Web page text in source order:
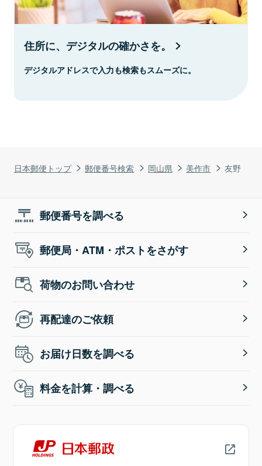
日本郵便トップ 郵便番号検索 岡山県 美作市 友野
住所に、デジタルの確かさを。
デジタルアドレスで入力も検索もスムーズに。
郵便番号を調べる
郵便局・ATM・ポストをさがす
荷物のお問い合わせ
再配達のご依頼
お届け日数を調べる
料金を計算・調べる